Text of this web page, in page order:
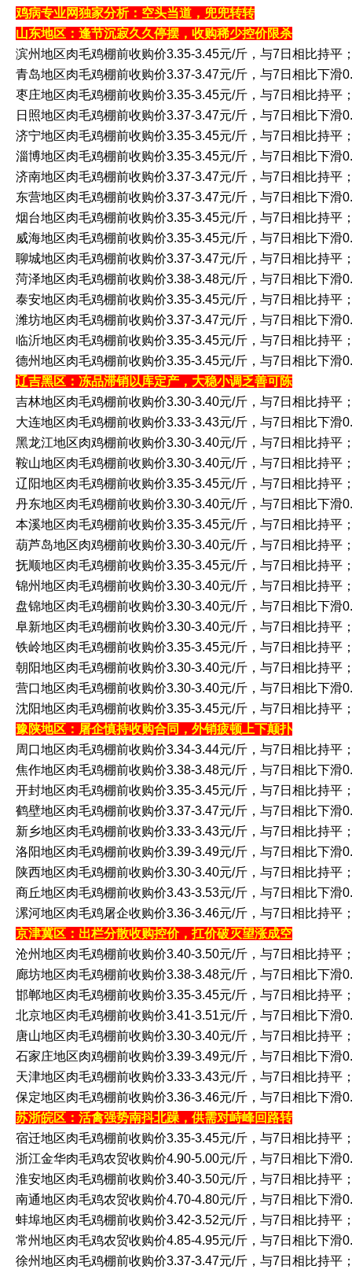
鸡病专业网独家分析：空头当道，兜兜转转
山东地区：逢节沉寂久久停摆，收购稀少控价限杀
滨州地区肉毛鸡棚前收购价3.35-3.45元/斤，与7日相比持平
青岛地区肉毛鸡棚前收购价3.37-3.47元/斤，与7日相比下滑
枣庄地区肉毛鸡棚前收购价3.35-3.45元/斤，与7日相比持平
日照地区肉毛鸡棚前收购价3.37-3.47元/斤，与7日相比下滑
济宁地区肉毛鸡棚前收购价3.35-3.45元/斤，与7日相比持平
淄博地区肉毛鸡棚前收购价3.35-3.45元/斤，与7日相比下滑
济南地区肉毛鸡棚前收购价3.37-3.47元/斤，与7日相比持平
东营地区肉毛鸡棚前收购价3.37-3.47元/斤，与7日相比下滑
烟台地区肉毛鸡棚前收购价3.35-3.45元/斤，与7日相比持平
威海地区肉毛鸡棚前收购价3.35-3.45元/斤，与7日相比下滑
聊城地区肉毛鸡棚前收购价3.37-3.47元/斤，与7日相比持平
菏泽地区肉毛鸡棚前收购价3.38-3.48元/斤，与7日相比下滑
泰安地区肉毛鸡棚前收购价3.35-3.45元/斤，与7日相比持平
潍坊地区肉毛鸡棚前收购价3.37-3.47元/斤，与7日相比下滑
临沂地区肉毛鸡棚前收购价3.35-3.45元/斤，与7日相比持平
德州地区肉毛鸡棚前收购价3.35-3.45元/斤，与7日相比下滑
辽吉黑区：冻品滞销以库定产，大稳小调乏善可陈
吉林地区肉毛鸡棚前收购价3.30-3.40元/斤，与7日相比持平
大连地区肉毛鸡棚前收购价3.33-3.43元/斤，与7日相比下滑
黑龙江地区肉鸡棚前收购价3.30-3.40元/斤，与7日相比持平
鞍山地区肉毛鸡棚前收购价3.30-3.40元/斤，与7日相比持平
辽阳地区肉毛鸡棚前收购价3.35-3.45元/斤，与7日相比持平
丹东地区肉毛鸡棚前收购价3.30-3.40元/斤，与7日相比下滑
本溪地区肉毛鸡棚前收购价3.35-3.45元/斤，与7日相比持平
葫芦岛地区肉鸡棚前收购价3.30-3.40元/斤，与7日相比持平
抚顺地区肉毛鸡棚前收购价3.35-3.45元/斤，与7日相比持平
锦州地区肉毛鸡棚前收购价3.30-3.40元/斤，与7日相比持平
盘锦地区肉毛鸡棚前收购价3.30-3.40元/斤，与7日相比下滑
阜新地区肉毛鸡棚前收购价3.30-3.40元/斤，与7日相比持平
铁岭地区肉毛鸡棚前收购价3.35-3.45元/斤，与7日相比持平
朝阳地区肉毛鸡棚前收购价3.30-3.40元/斤，与7日相比持平
营口地区肉毛鸡棚前收购价3.30-3.40元/斤，与7日相比下滑
沈阳地区肉毛鸡棚前收购价3.35-3.45元/斤，与7日相比持平
豫陕地区：屠企慎持收购合同，外销疲顿上下颠扑
周口地区肉毛鸡棚前收购价3.34-3.44元/斤，与7日相比持平
焦作地区肉毛鸡棚前收购价3.38-3.48元/斤，与7日相比下滑
开封地区肉毛鸡棚前收购价3.35-3.45元/斤，与7日相比持平
鹤壁地区肉毛鸡棚前收购价3.37-3.47元/斤，与7日相比下滑
新乡地区肉毛鸡棚前收购价3.33-3.43元/斤，与7日相比持平
洛阳地区肉毛鸡棚前收购价3.39-3.49元/斤，与7日相比下滑
陕西地区肉毛鸡棚前收购价3.30-3.40元/斤，与7日相比持平
商丘地区肉毛鸡棚前收购价3.43-3.53元/斤，与7日相比下滑
漯河地区肉毛鸡屠企收购价3.36-3.46元/斤，与7日相比持平
京津冀区：出栏分散收购控价，扛价破灭望涨成空
沧州地区肉毛鸡棚前收购价3.40-3.50元/斤，与7日相比持平
廊坊地区肉毛鸡棚前收购价3.38-3.48元/斤，与7日相比下滑
邯郸地区肉毛鸡棚前收购价3.35-3.45元/斤，与7日相比持平
北京地区肉毛鸡棚前收购价3.41-3.51元/斤，与7日相比下滑
唐山地区肉毛鸡棚前收购价3.30-3.40元/斤，与7日相比持平
石家庄地区肉鸡棚前收购价3.39-3.49元/斤，与7日相比下滑
天津地区肉毛鸡棚前收购价3.33-3.43元/斤，与7日相比持平
保定地区肉毛鸡棚前收购价3.36-3.46元/斤，与7日相比下滑
苏浙皖区：活禽强势南抖北躁，供需对峙峰回路转
宿迁地区肉毛鸡棚前收购价3.35-3.45元/斤，与7日相比持平
浙江金华肉毛鸡农贸收购价4.90-5.00元/斤，与7日相比下滑
淮安地区肉毛鸡棚前收购价3.40-3.50元/斤，与7日相比持平
南通地区肉毛鸡农贸收购价4.70-4.80元/斤，与7日相比下滑
蚌埠地区肉毛鸡棚前收购价3.42-3.52元/斤，与7日相比持平
常州地区肉毛鸡农贸收购价4.85-4.95元/斤，与7日相比下滑
徐州地区肉毛鸡棚前收购价3.37-3.47元/斤，与7日相比持平